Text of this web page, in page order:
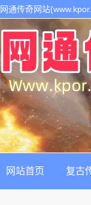
网通传奇网站
1.80传奇开区服务,是
网站首页 复古